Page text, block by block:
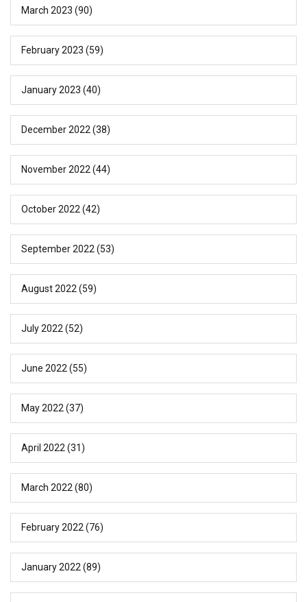
March 2023 (90)
February 2023 (59)
January 2023 (40)
December 2022 (38)
November 2022 (44)
October 2022 (42)
September 2022 (53)
August 2022 (59)
July 2022 (52)
June 2022 (55)
May 2022 (37)
April 2022 (31)
March 2022 (80)
February 2022 (76)
January 2022 (89)